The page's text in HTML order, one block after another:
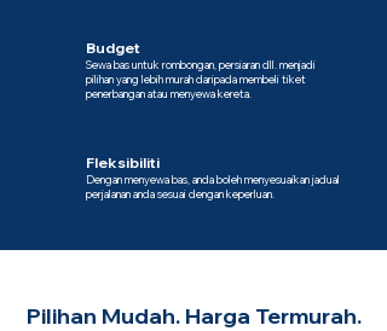
Budget
Sewa bas untuk rombongan, persiaran dll. menjadi
pilihan yang lebih murah daripada membeli tiket
penerbangan atau menyewa kereta.
Fleksibiliti
Dengan menyewa bas, anda boleh menyesuaikan jadual
perjalanan anda sesuai dengan keperluan.
Pilihan Mudah. Harga Termurah.